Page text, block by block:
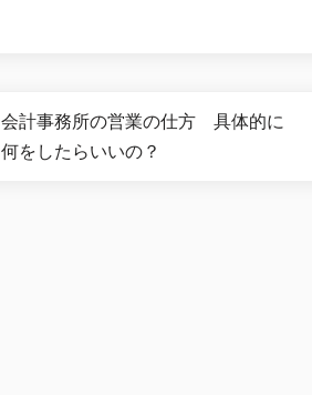
Next
Post:
会計事務所の営業の仕方 具体的に
何をしたらいいの？